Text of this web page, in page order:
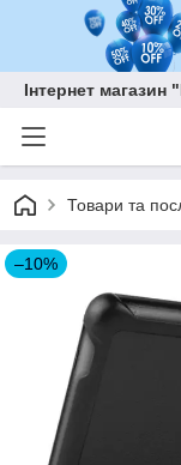
Інтернет магазин
Товари та
–10%